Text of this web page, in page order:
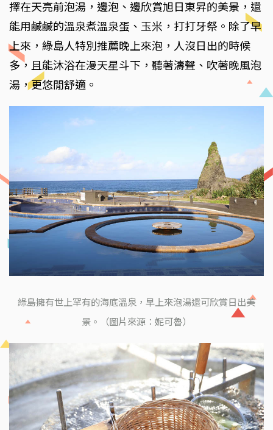
擇在天亮前泡湯，邊泡、邊欣賞旭日東昇的美景，還
能用鹹鹹的溫泉煮溫泉蛋、玉米，打打牙祭。除了早
上來，綠島人特別推薦晚上來泡，人沒日出的時候
多，且能沐浴在漫天星斗下，聽著濤聲、吹著晚風泡
湯，更悠閒舒適。
綠島擁有世上罕有的海底溫泉，早上來泡湯還可欣賞日出美
景。（圖片來源：妮可魯）